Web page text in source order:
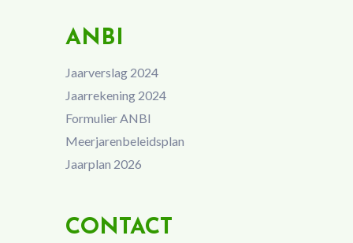
ANBI
Jaarverslag 2024
Jaarrekening 2024
Formulier ANBI
Meerjarenbeleidsplan
Jaarplan 2026
CONTACT